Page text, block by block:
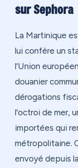
sur Sephora
La Martinique
lui confère un
l'Union
douanier
dérogations
l'octroi de mer,
importées qui
métropolitaine.
envoyé depuis